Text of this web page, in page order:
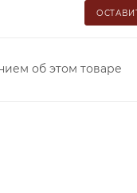
об этом товаре